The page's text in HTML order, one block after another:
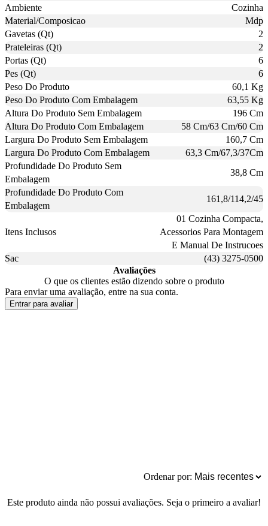
Ambiente
Cozinha
Material/Composicao
Mdp
Gavetas (Qt)
2
Prateleiras (Qt)
2
Portas (Qt)
6
Pes (Qt)
6
Peso Do Produto
60,1 Kg
Peso Do Produto Com Embalagem
63,55 Kg
Altura Do Produto Sem Embalagem
196 Cm
Altura Do Produto Com Embalagem
58 Cm/63 Cm/60 Cm
Largura Do Produto Sem Embalagem
160,7 Cm
Largura Do Produto Com Embalagem
63,3 Cm/67,3/37Cm
Profundidade Do Produto Sem
Embalagem
38,8 Cm
Profundidade Do Produto Com
Embalagem
161,8/114,2/45
Itens Inclusos
01 Cozinha Compacta,
Acessorios Para Montagem
E Manual De Instrucoes
Sac
(43) 3275-0500
Avaliações
O que os clientes estão dizendo sobre o produto
Para enviar uma avaliação, entre na sua conta.
Entrar para avaliar
Ordenar por:
Este produto ainda não possui avaliações. Seja o primeiro a avaliar!